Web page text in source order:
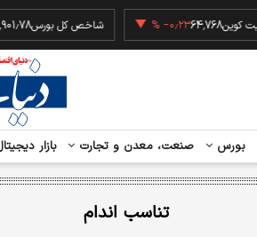
بیت کوین64,768‎−۰٫۲۳ % شاخص کل بورس
بورس صنعت، معدن و تجارت بازار
تناسب اندام